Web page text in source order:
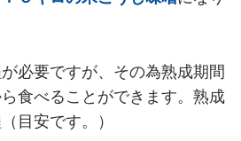
必要ですが、その為熟成期間
食べることができます。熟成
目安です。）